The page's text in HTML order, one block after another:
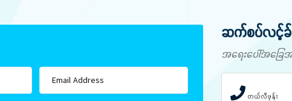
ဆက်စပ်လင့်ခ်မ
အရေးပေါ်အခြေ
တယ်လီဖုန်း